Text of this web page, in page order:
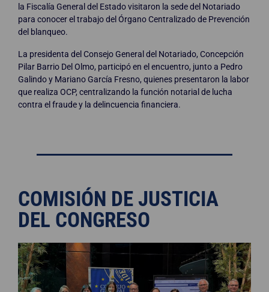
la Fiscalía General del Estado visitaron la sede del Notariado
para conocer el trabajo del Órgano Centralizado de Prevención
del blanqueo.
La presidenta del Consejo General del Notariado, Concepción
Pilar Barrio Del Olmo, participó en el encuentro, junto a Pedro
Galindo y Mariano García Fresno, quienes presentaron la labor
que realiza OCP, centralizando la función notarial de lucha
contra el fraude y la delincuencia financiera.
COMISIÓN DE JUSTICIA
DEL CONGRESO